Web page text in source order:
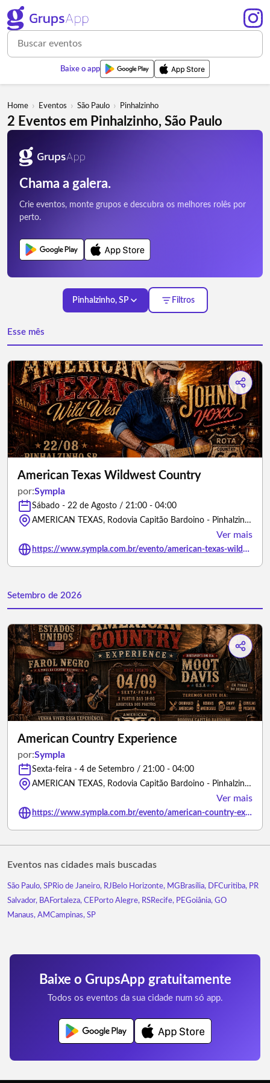
Baixe o app
Home › Eventos › São Paulo › Pinhalzinho
2 Eventos em Pinhalzinho, São Paulo
Chama a galera.
Crie eventos, monte grupos e descubra os melhores rolês por
perto.
Pinhalzinho, SP Filtros
Esse mês
American Texas Wildwest Country
por:Sympla
Sábado - 22 de Agosto / 21:00 - 04:00
AMERICAN TEXAS, Rodovia Capitão Bardoino - Pinhalzinho/São Paulo
Ver mais
https://www.sympla.com.br/evento/american-texas-wildwest-country/3501651
Setembro de 2026
American Country Experience
por:Sympla
Sexta-feira - 4 de Setembro / 21:00 - 04:00
AMERICAN TEXAS, Rodovia Capitão Bardoino - Pinhalzinho/São Paulo
Ver mais
https://www.sympla.com.br/evento/american-country-experience/3501634
Eventos nas cidades mais buscadas
São Paulo, SPRio de Janeiro, RJ Belo Horizonte, MG Brasília, DFCuritiba, PR
Salvador, BAFortaleza, CE Porto Alegre, RSRecife, PEGoiânia, GO
Manaus, AMCampinas, SP
Baixe o GrupsApp gratuitamente
Todos os eventos da sua cidade num só app.